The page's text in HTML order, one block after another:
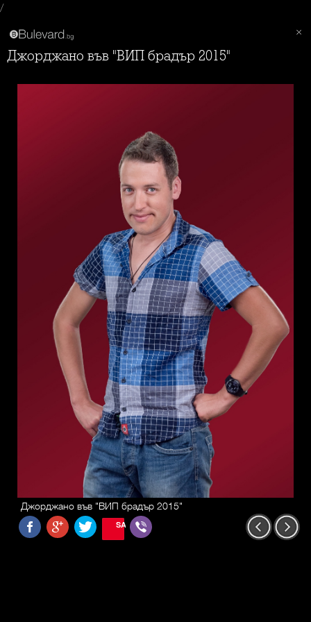
/
Джорджано във "ВИП брадър 2015"
Джорджано във "ВИП брадър 2015"
SAVE